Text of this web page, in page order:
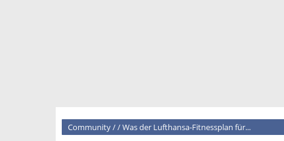
Community//Was der Lufthansa-Fitnessplan für...